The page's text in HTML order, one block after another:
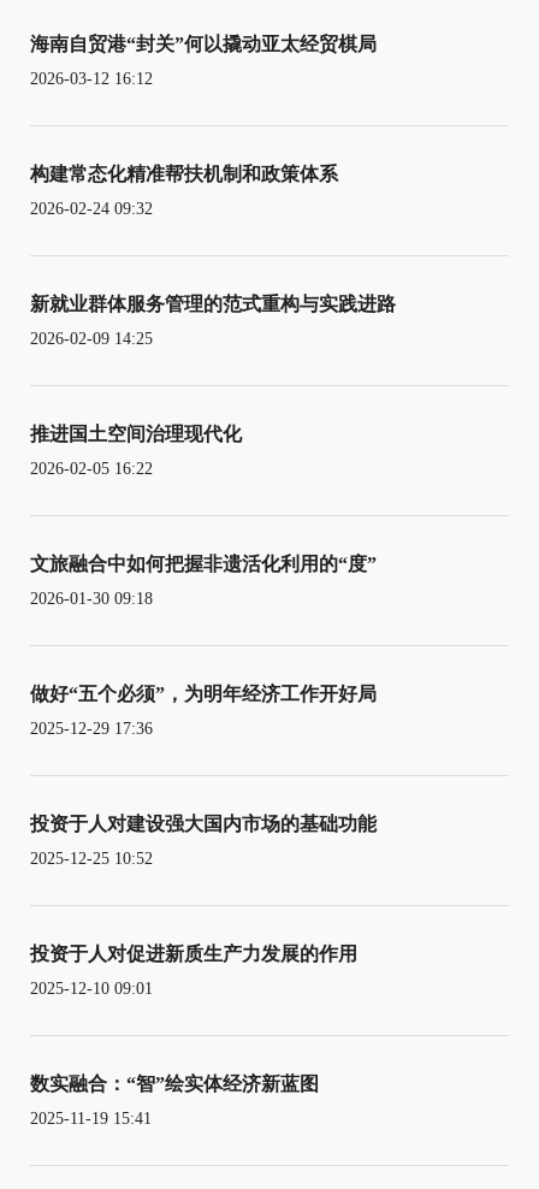
海南自贸港“封关”何以撬动亚太经贸棋局
2026-03-12 16:12
构建常态化精准帮扶机制和政策体系
2026-02-24 09:32
新就业群体服务管理的范式重构与实践进路
2026-02-09 14:25
推进国土空间治理现代化
2026-02-05 16:22
文旅融合中如何把握非遗活化利用的“度”
2026-01-30 09:18
做好“五个必须”，为明年经济工作开好局
2025-12-29 17:36
投资于人对建设强大国内市场的基础功能
2025-12-25 10:52
投资于人对促进新质生产力发展的作用
2025-12-10 09:01
数实融合：“智”绘实体经济新蓝图
2025-11-19 15:41